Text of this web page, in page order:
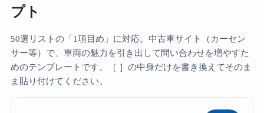
プト
50選リストの「1項目め」に対応。中古車サイト（カーセン
サー等）で、車両の魅力を引き出して問い合わせを増やすた
めのテンプレートです。［ ］の中身だけを書き換えてそのま
ま貼り付けてください。